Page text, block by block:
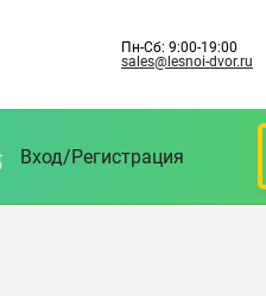
Пн-Сб: 9:00-19:00
sales@lesnoi-dvor.ru
Вход/Регистрация